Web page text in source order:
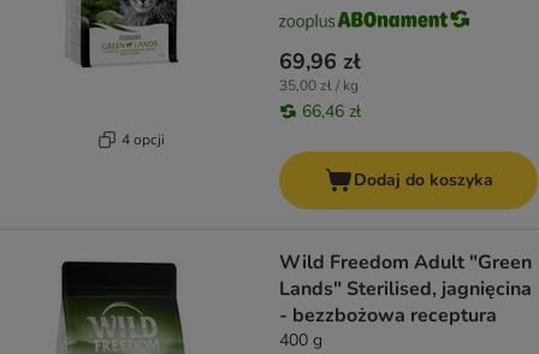
4 opcji
69,96 zł
35,00 zł / kg
66,46 zł
Dodaj do koszyka
Wild Freedom Adult "Green
Lands" Sterilised, jagnięcina
- bezzbożowa receptura
400 g